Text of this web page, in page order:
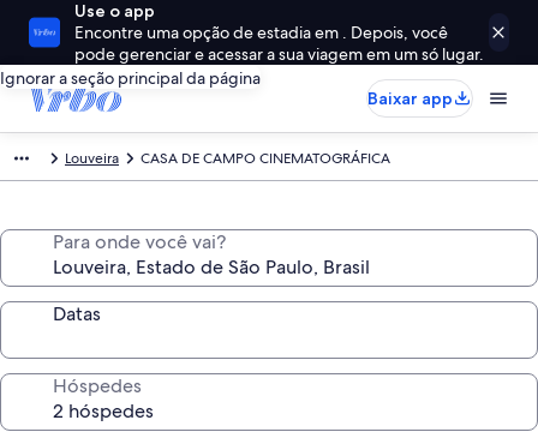
Use o app
Encontre uma opção de estadia em . Depois, você
pode gerenciar e acessar a sua viagem em um só lugar.
Ignorar a seção principal da página
Baixar app
Louveira CASA DE CAMPO CINEMATOGRÁFICA
Para onde você vai?
Datas
Hóspedes